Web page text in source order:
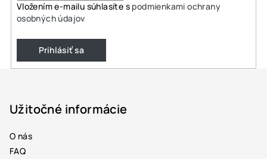
Vložením e-mailu súhlasíte s podmienkami ochrany
osobných údajov
Prihlásiť sa
Užitočné informácie
O nás
FAQ